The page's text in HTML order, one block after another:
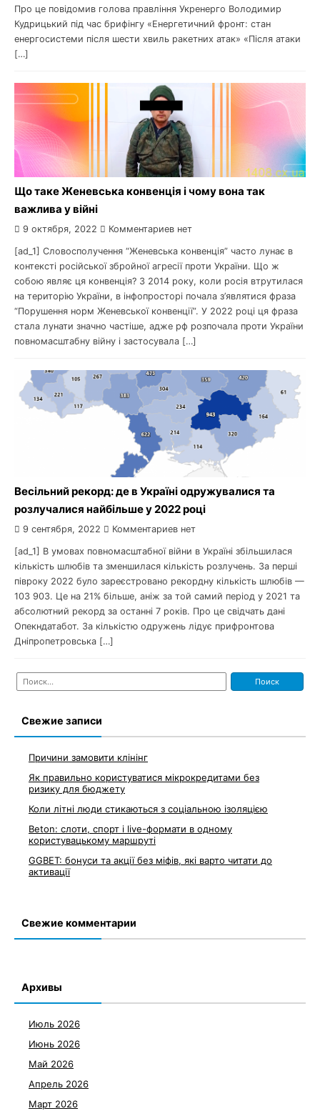
Про це повідомив голова правління Укренерго Володимир
Кудрицький під час брифінгу «Енергетичний фронт: стан
енергосистеми після шести хвиль ракетних атак» «Після атаки
[…]
Що таке Женевська конвенція і чому вона так
важлива у війні
9 октября, 2022 Комментариев нет
[ad_1] Словосполучення “Женевська конвенція” часто лунає в
контексті російської збройної агресії проти України. Що ж
собою являє ця конвенція? З 2014 року, коли росія втрутилася
на територію України, в інфопросторі почала з’являтися фраза
“Порушення норм Женевської конвенції”. У 2022 році ця фраза
стала лунати значно частіше, адже рф розпочала проти України
повномасштабну війну і застосувала […]
Весільний рекорд: де в Україні одружувалися та
розлучалися найбільше у 2022 році
9 сентября, 2022 Комментариев нет
[ad_1] В умовах повномасштабної війни в Україні збільшилася
кількість шлюбів та зменшилася кількість розлучень. За перші
півроку 2022 було зареєстровано рекордну кількість шлюбів —
103 903. Це на 21% більше, аніж за той самий період у 2021 та
абсолютний рекорд за останні 7 років. Про це свідчать дані
Опекндатабот. За кількістю одружень лідує прифронтова
Дніпропетровська […]
Найти:
Свежие записи
Причини замовити клінінг
Як правильно користуватися мікрокредитами без
ризику для бюджету
Коли літні люди стикаються з соціальною ізоляцією
Beton: слоти, спорт і live-формати в одному
користувацькому маршруті
GGBET: бонуси та акції без міфів, які варто читати до
активації
Свежие комментарии
Архивы
Июль 2026
Июнь 2026
Май 2026
Апрель 2026
Март 2026